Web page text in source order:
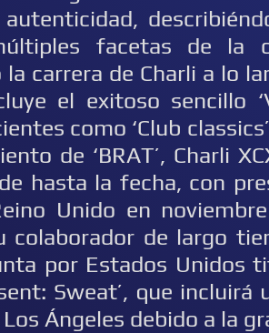
facetas de la
la carrera de Charli a lo
el exitoso sencillo
como ‘Club
de ‘BRAT’, Charli
hasta la fecha, con
Unido en
colaborador de largo
por Estados Unidos
Sweat’, que
Ángeles debido a la